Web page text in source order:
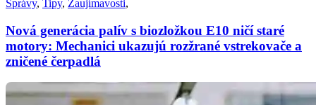
Správy, Tipy, Zaujímavosti,
Nová generácia palív s biozložkou E10 ničí staré
motory: Mechanici ukazujú rozžrané vstrekovače a
zničené čerpadlá